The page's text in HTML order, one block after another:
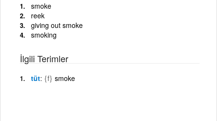
smoke
reek
giving out smoke
smoking
İlgili Terimler
tüt {f} smoke